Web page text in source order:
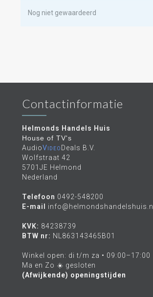
Nog niet gewaardeerd
Contactinformatie
Helmonds Handels Huis
House of TV's
AudioVideoDeals B.V.
Wolfstraat 42
5701JE Helmond
Nederland
Telefoon 0492-548200
E-mail
info@helmondshandelshuis.nl
KVK: 84238739
BTW nr: NL863143465B01
Winkel open: di t/m za • 09:00–17:00
Ma en Zo ☀️ gesloten
(Afwijkende) openingstijden